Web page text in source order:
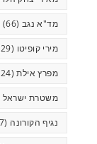
מד"א נגב (66)
מירי קופיטו (29)
מפרץ אילת(124)
משטרת ישראל
נגיף הקורונה (77)